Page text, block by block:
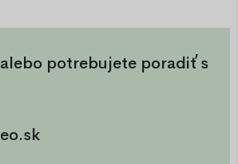
potrebujete poradiť s